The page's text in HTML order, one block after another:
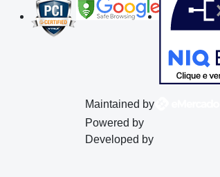
Maintained by
Powered by
Developed by